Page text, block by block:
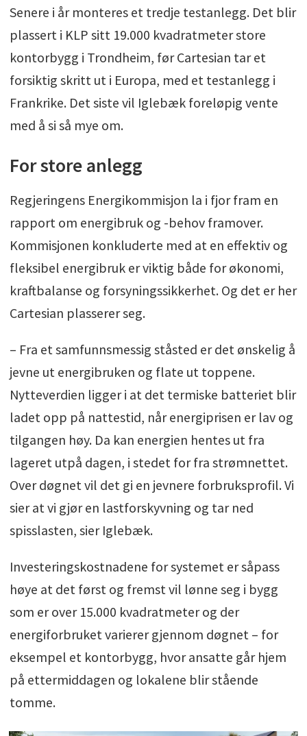
Senere i år monteres et tredje testanlegg. Det blir
plassert i KLP sitt 19.000 kvadratmeter store
kontorbygg i Trondheim, før Cartesian tar et
forsiktig skritt ut i Europa, med et testanlegg i
Frankrike. Det siste vil Iglebæk foreløpig vente
med å si så mye om.
For store anlegg
Regjeringens Energikommisjon la i fjor fram en
rapport om energibruk og -behov framover.
Kommisjonen konkluderte med at en effektiv og
fleksibel energibruk er viktig både for økonomi,
kraftbalanse og forsyningssikkerhet. Og det er her
Cartesian plasserer seg.
– Fra et samfunnsmessig ståsted er det ønskelig å
jevne ut energibruken og flate ut toppene.
Nytteverdien ligger i at det termiske batteriet blir
ladet opp på nattestid, når energiprisen er lav og
tilgangen høy. Da kan energien hentes ut fra
lageret utpå dagen, i stedet for fra strømnettet.
Over døgnet vil det gi en jevnere forbruksprofil. Vi
sier at vi gjør en lastforskyvning og tar ned
spisslasten, sier Iglebæk.
Investeringskostnadene for systemet er såpass
høye at det først og fremst vil lønne seg i bygg
som er over 15.000 kvadratmeter og der
energiforbruket varierer gjennom døgnet – for
eksempel et kontorbygg, hvor ansatte går hjem
på ettermiddagen og lokalene blir stående
tomme.